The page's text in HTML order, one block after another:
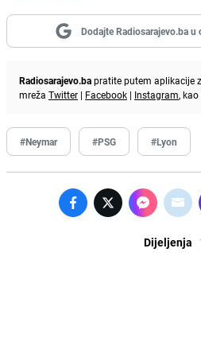
Dodajte Radiosarajevo.ba u
Radiosarajevo.bapratite putem aplikacije
mreža Twitter | Facebook | Instagram,
#Neymar #PSG #Lyon
Dijeljenja